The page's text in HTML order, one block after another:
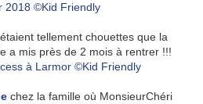
tellement chouettes que la
a mis près de 2 mois à rentrer !!!
chez la famille où MonsieurChéri